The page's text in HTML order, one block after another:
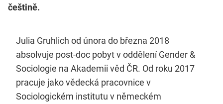
češtině.
Julia Gruhlich od února do března 2018
absolvuje post-doc pobyt v oddělení Gender &
Sociologie na Akademii věd ČR. Od roku 2017
pracuje jako vědecká pracovnice v
Sociologickém institutu v německém